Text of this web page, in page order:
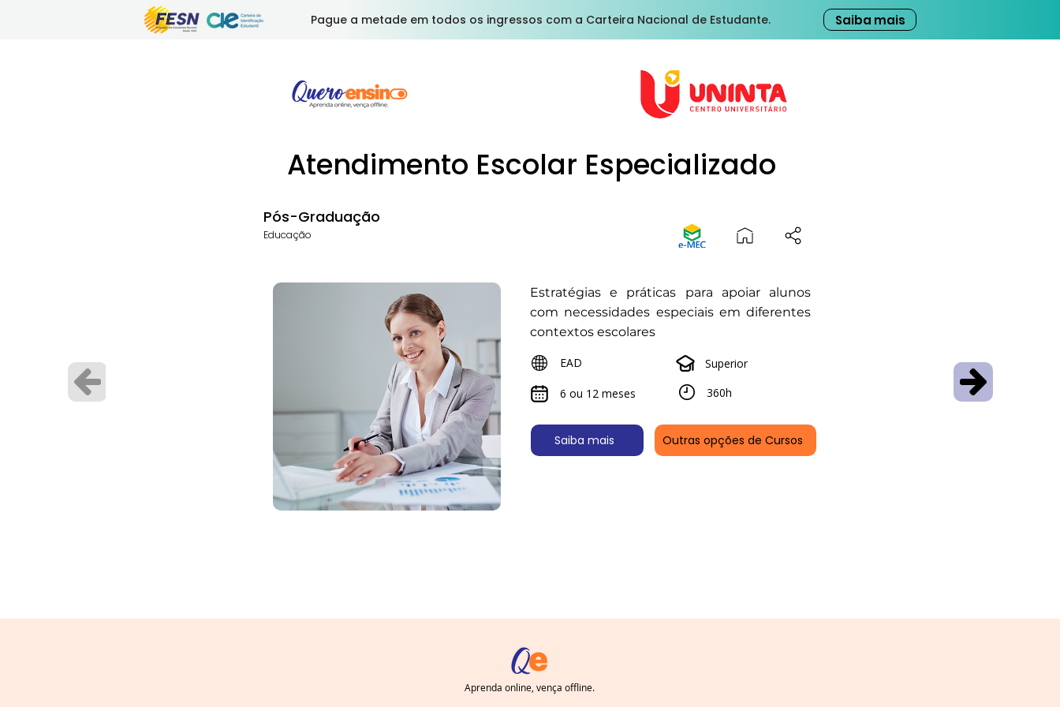
Pague a metade em todos os ingressos com a Carteira Nacional de Estudante. Saiba mais
Atendimento Escolar Especializado
Pós-Graduação
Educação
Estratégias e práticas para apoiar alunos
com necessidades especiais em diferentes
contextos escolares
EAD
Superior
6 ou 12 meses
360h
Saiba mais Outras opções de Cursos
Aprenda online, vença offline.